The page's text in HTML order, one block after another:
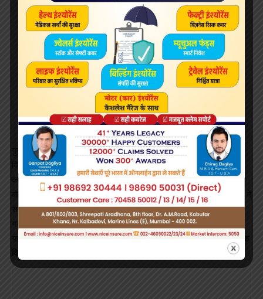
गुलज़ार से अलग होने के बाद राखी के लिए उनकी दूसरी पारी धमाकेदार रही
जिसमें उन्होंने कई हिट फ़िल्में दीं। इनमें कभी-कभी,कसमे वादे, त्रिशूल, मुकद्दर
का सिकंदर, दूसरा आदमी, जुर्माना, काला पत्थर आदि शामिल हैं। 2009 के बाद
वो बड़े पर्दे पर नहीं दिखीं और छोटे पर्दे पर उनकी दिलचस्पी कभी रही नहीं। ऐसे में
सबसे कटते हुए राखी धीरे-धीरे बॉलीवुड की ग्लैमरस लाइफस्टाइल से दूर हो
यह भी पढ़ें:बॉलीवुड के पहले सुपरकूल स्टार थे शम्मी कपूर, पढ़ें उनके ये 5 रोचक